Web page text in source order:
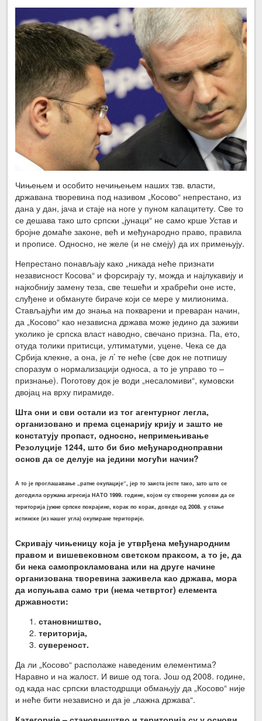
Чињењем и особито нечињењем наших тзв. власти,
државана творевина под називом „Косово“ непрестано, из
дана у дан, јача и стаје на ноге у пуном капацитету. Све то
се дешава тако што српски „јунаци“ не само крше Устав и
бројне домаће законе, већ и међународно право, правила
и прописе. Односно, не желе (и не смеју) да их примењују.
Непрестано понављају како „никада неће признати
независност Косова“ и форсирају ту, можда и најлукавију и
најкобнију замену теза, све тешећи и храбрећи оне исте,
слуђене и обмануте бираче који се мере у милионима.
Стављајући им до знања на покварени и преваран начин,
да „Косово“ као независна држава може једино да заживи
уколико је српска власт наводно, свечано призна. Па, ето,
отуда толики притисци, ултиматуми, уцене. Чека се да
Србија клекне, а она, је л’ те неће (све док не потпишу
споразум о нормализацији односа, а то је управо то –
признање). Поготову док је води „несаломиви“, кумовски
двојац на врху пирамиде.
Шта они и сви остали из тог агентурног легла,
организовано и према сценарију крију и зашто не
констатују пропаст, односно, непримењивање
Резолуције 1244, што би био међународноправни
основ да се делује на једини могући начин?
А то је проглашавање „ратне окупације“, јер то заиста јесте тако, зато што се
догодила оружана агресија НАТО 1999. године, којом су створени услови да се
територија јужне српске покрајине, корак по корак, доведе од 2008. у стање
истинске (из нашег угла) окупиране територије.
Скривају чињеницу која је утврђена међународним
правом и вишевековном светском праксом, а то је, да
би нека самопрокламована или на друге начине
организована творевина заживела као држава, мора
да испуњава само три (нема четвртог) елемента
државности:
становништво,
територија,
сувереност.
Да ли „Косово“ располаже наведеним елементима?
Наравно и на жалост. И више од тога. Још од 2008. године,
од када нас српски властодршци обмањују да „Косово“ није
и неће бити независно и да је „лажна држава“.